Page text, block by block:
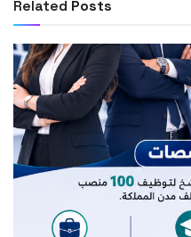
Related Posts